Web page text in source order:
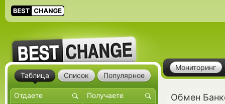
Мониторинг
Обмен
Таблица Список Популярное